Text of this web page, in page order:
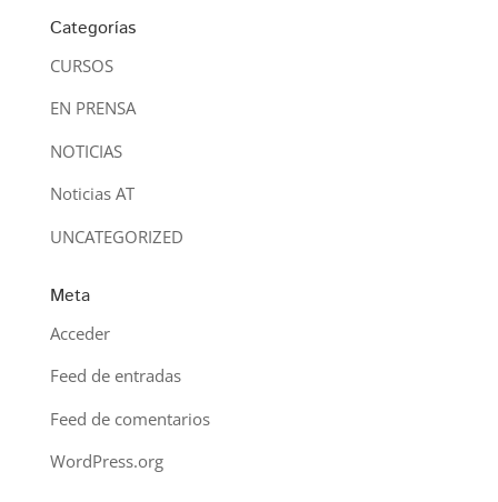
Categorías
CURSOS
EN PRENSA
NOTICIAS
Noticias AT
UNCATEGORIZED
Meta
Acceder
Feed de entradas
Feed de comentarios
WordPress.org